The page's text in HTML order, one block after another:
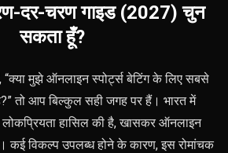
दर-चरण गाइड (2027) चुन
सकता हूँ?
मुझे ऑनलाइन स्पोर्ट्स बेटिंग के लिए सबसे
तो आप बिल्कुल सही जगह पर हैं। भारत में
लोकप्रियता हासिल की है, खासकर ऑनलाइन
कई विकल्प उपलब्ध होने के कारण, इस रोमांचक